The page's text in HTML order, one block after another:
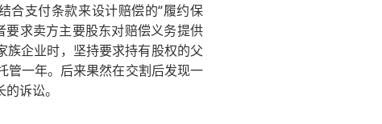
合支付条款来设计赔偿的“履约保
求卖方主要股东对赔偿义务提供
族企业时，坚持要求持有股权的父
管一年。后来果然在交割后发现一
诉讼。